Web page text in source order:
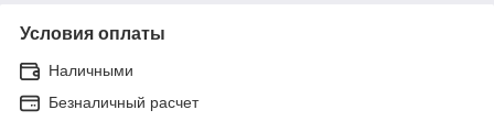
Условия оплаты
Наличными
Безналичный расчет